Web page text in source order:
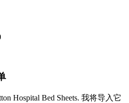
Hospital Bed Sheets. 我将导入它